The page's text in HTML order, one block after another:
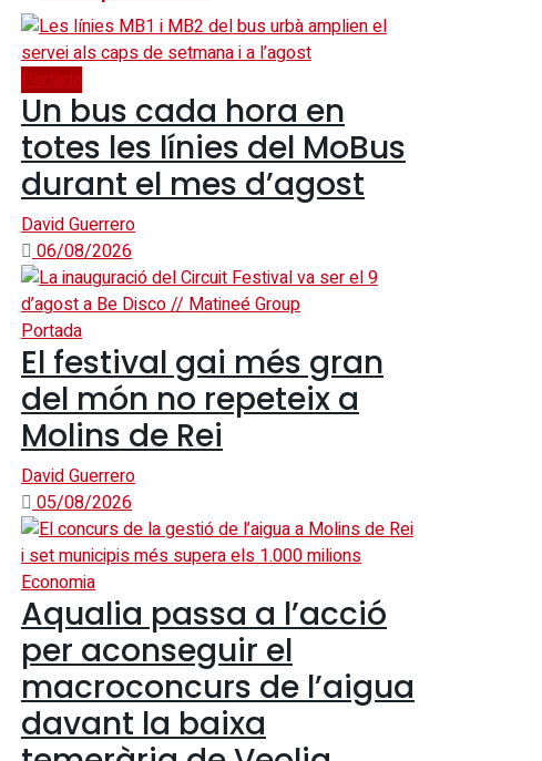
Portada
Un bus cada hora en
totes les línies del MoBus
durant el mes d’agost
David Guerrero
06/08/2026
Portada
El festival gai més gran
del món no repeteix a
Molins de Rei
David Guerrero
05/08/2026
Economia
Aqualia passa a l’acció
per aconseguir el
macroconcurs de l’aigua
davant la baixa